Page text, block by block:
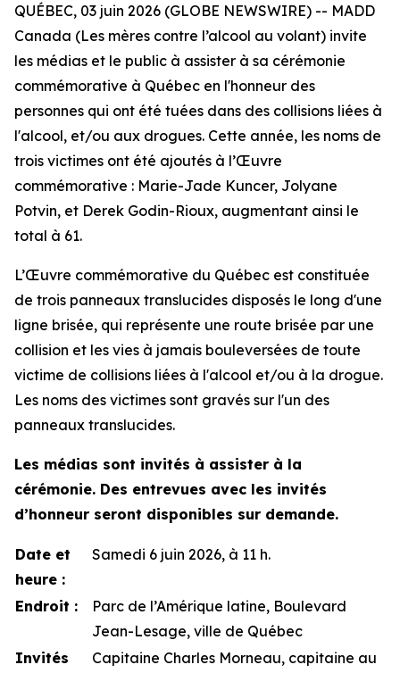
QUÉBEC, 03 juin 2026 (GLOBE NEWSWIRE) -- MADD
Canada (Les mères contre l’alcool au volant) invite
les médias et le public à assister à sa cérémonie
commémorative à Québec en l'honneur des
personnes qui ont été tuées dans des collisions liées à
l'alcool, et/ou aux drogues. Cette année, les noms de
trois victimes ont été ajoutés à l’Œuvre
commémorative : Marie-Jade Kuncer, Jolyane
Potvin, et Derek Godin-Rioux, augmentant ainsi le
total à 61.
L’Œuvre commémorative du Québec est constituée
de trois panneaux translucides disposés le long d'une
ligne brisée, qui représente une route brisée par une
collision et les vies à jamais bouleversées de toute
victime de collisions liées à l'alcool et/ou à la drogue.
Les noms des victimes sont gravés sur l'un des
panneaux translucides.
Les médias sont invités à assister à la
cérémonie. Des entrevues avec les invités
d’honneur seront disponibles sur demande.
Date et
heure :
Samedi 6 juin 2026, à 11 h.
Endroit :
Parc de l’Amérique latine, Boulevard
Jean-Lesage, ville de Québec
Invités
Capitaine Charles Morneau, capitaine au